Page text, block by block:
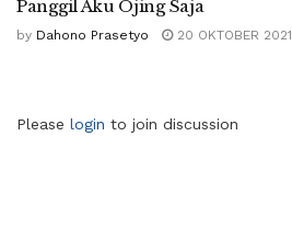
Panggil Aku Ojing Saja
by Dahono Prasetyo 20 OKTOBER 2021
Please login to join discussion